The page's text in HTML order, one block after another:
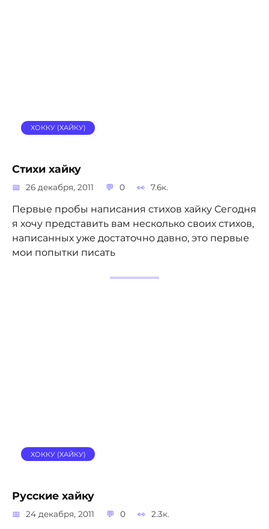
ХОККУ (ХАЙКУ)
Стихи хайку
26 декабря, 2011 0 7.6к.
Первые пробы написания стихов хайку Сегодня
я хочу представить вам несколько своих стихов,
написанных уже достаточно давно, это первые
мои попытки писать
ХОККУ (ХАЙКУ)
Русские хайку
24 декабря, 2011 0 2.3к.